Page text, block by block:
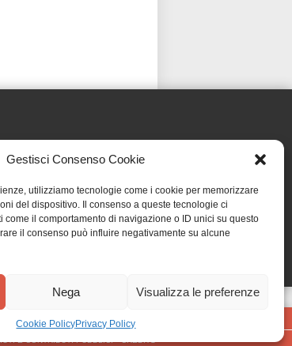
Gestisci Consenso Cookie
utilizziamo tecnologie come i cookie per memorizzare
del dispositivo. Il consenso a queste tecnologie ci
come il comportamento di navigazione o ID unici su questo
il consenso può influire negativamente su alcune
Nega Visualizza le preferenze
Cookie PolicyPrivacy Policy